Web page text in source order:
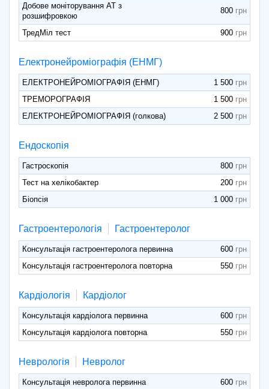
Добове моніторування АТ з
розшифровкою
800
ТредМіл тест 900
Електронейроміографія (ЕНМГ)
ЕЛЕКТРОНЕЙРОМІОГРАФІЯ (ЕНМГ)
1 500
ТРЕМОРОГРАФІЯ
1 500
ЕЛЕКТРОНЕЙРОМІОГРАФІЯ (голкова)
2 500
Ендоскопія
Гастроскопія
800
Тест на хелікобактер
200
Біопсія
1 000
Гастроентерологія Гастроентеролог
Консультація гастроентеролога первинна
600
Консультація гастроентеролога повторна
550
Кардіологія Кардіолог
Консультація кардіолога первинна
600
Консультація кардіолога повторна
550
Неврологія Невролог
Консультація невролога первинна
600